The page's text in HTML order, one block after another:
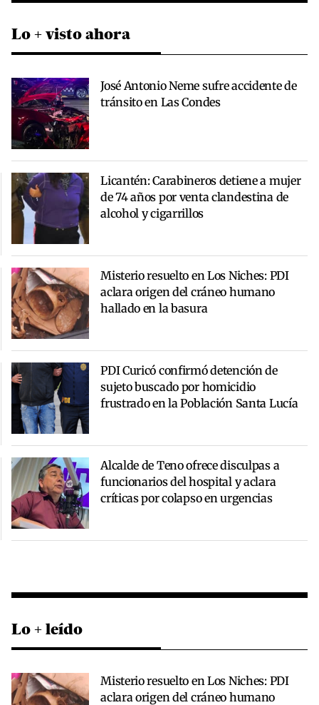
Lo + visto ahora
José Antonio Neme sufre accidente de
tránsito en Las Condes
Licantén: Carabineros detiene a mujer
de 74 años por venta clandestina de
alcohol y cigarrillos
Misterio resuelto en Los Niches: PDI
aclara origen del cráneo humano
hallado en la basura
PDI Curicó confirmó detención de
sujeto buscado por homicidio
frustrado en la Población Santa Lucía
Alcalde de Teno ofrece disculpas a
funcionarios del hospital y aclara
críticas por colapso en urgencias
Lo + leído
Misterio resuelto en Los Niches: PDI
aclara origen del cráneo humano